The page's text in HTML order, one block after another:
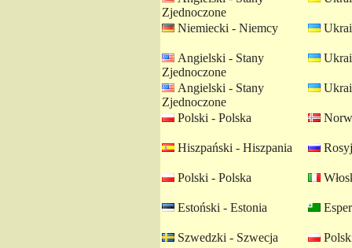
Zjednoczone
Niemiecki - Niemcy
Angielski - Stany
Zjednoczone
Angielski - Stany
Zjednoczone
Polski - Polska
Hiszpański - Hiszpania
Polski - Polska
Estoński - Estonia
Szwedzki - Szwecja